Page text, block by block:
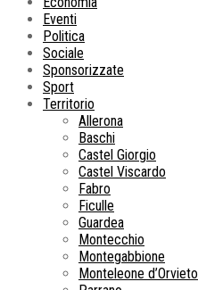
Eventi
Politica
Sociale
Sponsorizzate
Sport
Territorio
Allerona
Baschi
Castel Giorgio
Castel Viscardo
Fabro
Ficulle
Guardea
Montecchio
Montegabbione
Monteleone d’Orvieto